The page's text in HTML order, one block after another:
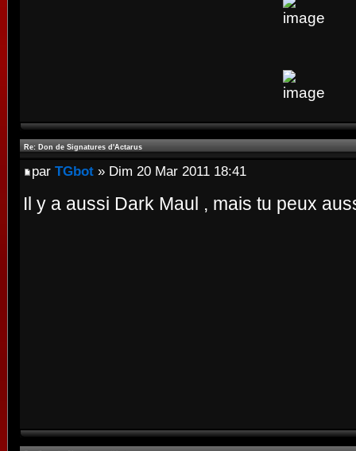
Re: Don de Signatures d'Actarus
par TGbot » Dim 20 Mar 2011 18:41
Il y a aussi Dark Maul , mais tu peux